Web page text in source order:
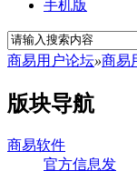
手机版
商易用户论坛»商易
版块导航
商易软件
官方信息发